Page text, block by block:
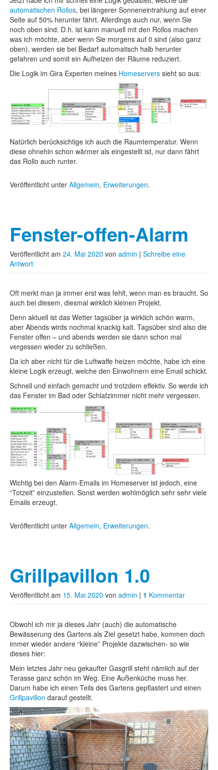
automatischen Rollos, bei längerer Sonneneintrahlung auf einer
Seite auf 50% herunter fährt. Allerdings auch nur, wenn Sie
noch oben sind. D.h. ist kann manuell mit den Rollos machen
was ich möchte, aber wenn Sie morgens auf 0 sind (also ganz
oben), werden sie bei Bedarf automatisch halb herunter
gefahren und somit ein Aufheizen der Räume reduziert.
Die Logik im Gira Experten meines Homeservers sieht so aus:
Natürlich berücksichtige ich auch die Raumtemperatur. Wenn
diese ohnehin schon wärmer als eingestellt ist, nur dann fährt
das Rollo auch runter.
Veröffentlicht unter Allgemein, Erweiterungen.
Fenster-offen-Alarm
Veröffentlicht am 24. Mai 2020 von admin | Schreibe eine
Antwort
Oft merkt man ja immer erst was fehlt, wenn man es braucht. So
auch bei diesem, diesmal wirklich kleinen Projekt.
Denn aktuell ist das Wetter tagsüber ja wirklich schön warm,
aber Abends wirds nochmal knackig kalt. Tagsüber sind also die
Fenster offen – und abends werden sie dann schon mal
vergessen wieder zu schließen.
Da ich aber nicht für die Luftwaffe heizen möchte, habe ich eine
kleine Logik erzeugt, welche den Einwohnern eine Email schickt.
Schnell und einfach gemacht und trotzdem effektiv. So werde ich
das Fenster im Bad oder Schlafzimmer nicht mehr vergessen.
Wichtig bei den Alarm-Emails im Homeserver ist jedoch, eine
“Totzeit” einzustellen. Sonst werden wohlmöglich sehr sehr viele
Emails erzeugt.
Veröffentlicht unter Allgemein, Erweiterungen.
Grillpavillon 1.0
Veröffentlicht am 15. Mai 2020 von admin | 1 Kommentar
Obwohl ich mir ja dieses Jahr (auch) die automatische
Bewässerung des Gartens als Ziel gesetzt habe, kommen doch
immer wieder andere “kleine” Projekte dazwischen- so wie
dieses hier:
Mein letztes Jahr neu gekaufter Gasgrill steht nämlich auf der
Terasse ganz schön im Weg. Eine Außenküche muss her.
Darum habe ich einen Teils des Gartens gepflastert und einen
Grillpavillon darauf gestellt.